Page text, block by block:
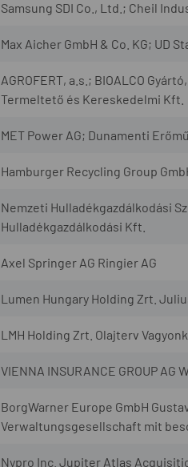
Samsung SDI Co., Ltd.; Cheil
Max Aicher GmbH & Co. KG; UD
AGROFERT, a.s.; BIOALCO
Termeltető és Kereskedelmi Kft.
MET Power AG; Dunamenti
Hamburger Recycling Group
Nemzeti Hulladékgazdálkodási
Hulladékgazdálkodási Kft.
Axel Springer AG Ringier AG
Lumen Hungary Holding Zrt.
LMH Holding Zrt. Olajterv
VIENNA INSURANCE GROUP
BorgWarner Europe GmbH
Verwaltungsgesellschaft mit
Nypro Inc. Jupiter Atlas